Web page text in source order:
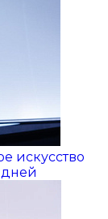
искусство